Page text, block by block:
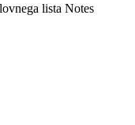
lista Notes